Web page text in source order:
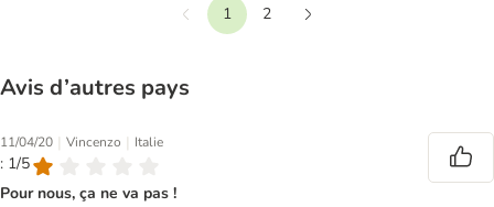
Précédent
1
2
Avis d’autres pays
11/04/20 | Vincenzo | Italie
: 1/5
Pour nous, ça ne va pas !